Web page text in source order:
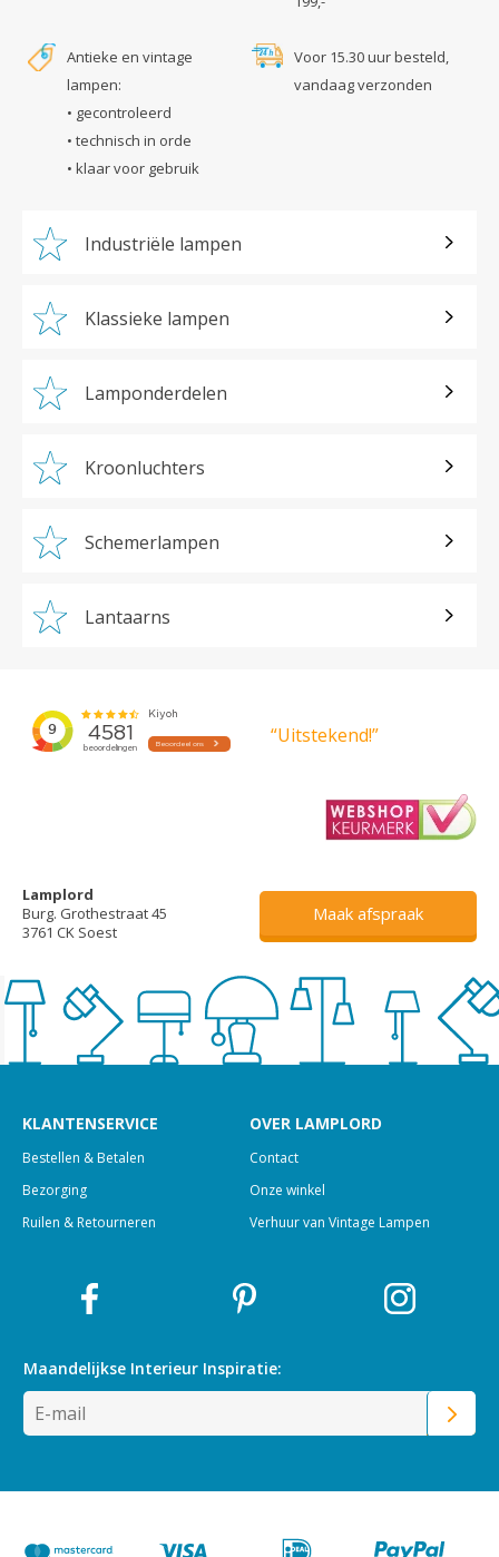
Antieke en vintage
lampen:
• gecontroleerd
• technisch in orde
• klaar voor gebruik
Voor 15.30 uur besteld,
vandaag verzonden
Industriële lampen
Klassieke lampen
Lamponderdelen
Kroonluchters
Schemerlampen
Lantaarns
“Uitstekend!”
Lamplord
Burg. Grothestraat 45
3761 CK Soest
Maak afspraak
KLANTENSERVICE
Bestellen & Betalen
Bezorging
Ruilen & Retourneren
OVER LAMPLORD
Contact
Onze winkel
Verhuur van Vintage Lampen
Maandelijkse Interieur Inspiratie: